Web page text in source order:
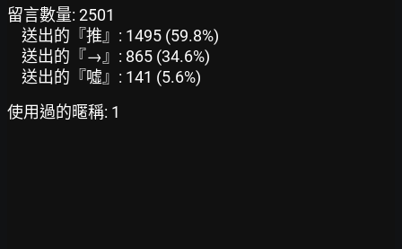
留言數量: 2501
送出的『推』: 1495 (59.8%)
送出的『→』: 865 (34.6%)
送出的『噓』: 141 (5.6%)
使用過的暱稱: 1